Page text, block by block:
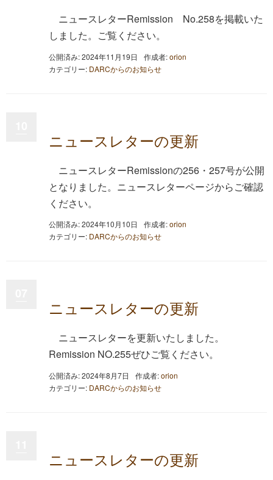
ニュースレターRemission No.258を掲載いた
しました。ご覧ください。
公開済み: 2024年11月19日 作成者:orion
カテゴリー: DARCからのお知らせ
ニュースレターの更新
ニュースレターRemissionの256・257号が公開
となりました。ニュースレターページからご確認
ください。
公開済み: 2024年10月10日 作成者:orion
カテゴリー: DARCからのお知らせ
ニュースレターの更新
ニュースレターを更新いたしました。
Remission NO.255ぜひご覧ください。
公開済み: 2024年8月7日 作成者:orion
カテゴリー: DARCからのお知らせ
ニュースレターの更新